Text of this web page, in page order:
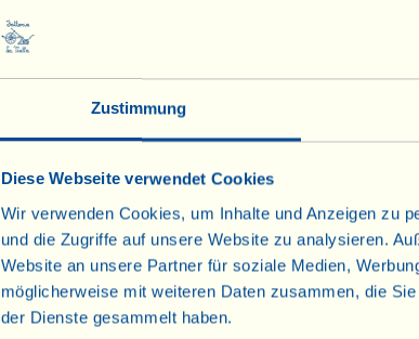
Zustimmung
Diese Webseite verwendet Cookies
Wir verwenden Cookies, um Inhalte und Anzeigen zu
und die Zugriffe auf unsere Website zu analysieren.
Website an unsere Partner für soziale Medien,
möglicherweise mit weiteren Daten zusammen, die
der Dienste gesammelt haben.
2 TL Oregano
3 TL Olivenöl Extravergine
(= Die im Ofen gegarten
Zutaten für 1 Glas zu 250-300 g:
500 g Kirschtomaten
2 EL Olivenöl Extravergine
1 Knoblauchzehe